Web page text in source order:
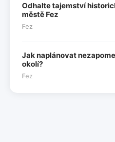
Odhalte tajemství
městě Fez
Fez
Jak naplánovat
okolí?
Fez